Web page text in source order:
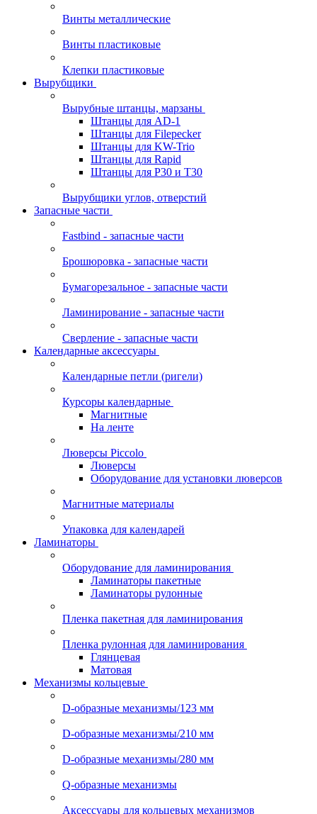
Винты металлические
Винты пластиковые
Клепки пластиковые
Вырубщики
Вырубные штанцы, марзаны
Штанцы для AD-1
Штанцы для Filepecker
Штанцы для KW-Trio
Штанцы для Rapid
Штанцы для Р30 и Т30
Вырубщики углов, отверстий
Запасные части
Fastbind - запасные части
Брошюровка - запасные части
Бумагорезальное - запасные части
Ламинирование - запасные части
Сверление - запасные части
Календарные аксессуары
Календарные петли (ригели)
Курсоры календарные
Магнитные
На ленте
Люверсы Piccolo
Люверсы
Оборудование для установки люверсов
Магнитные материалы
Упаковка для календарей
Ламинаторы
Оборудование для ламинирования
Ламинаторы пакетные
Ламинаторы рулонные
Пленка пакетная для ламинирования
Пленка рулонная для ламинирования
Глянцевая
Матовая
Механизмы кольцевые
D-образные механизмы/123 мм
D-образные механизмы/210 мм
D-образные механизмы/280 мм
Q-образные механизмы
Аксессуары для кольцевых механизмов